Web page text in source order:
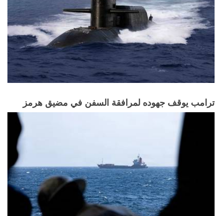
ترامب يوقف جهوده لمرافقة السفن في مضيق هرمز